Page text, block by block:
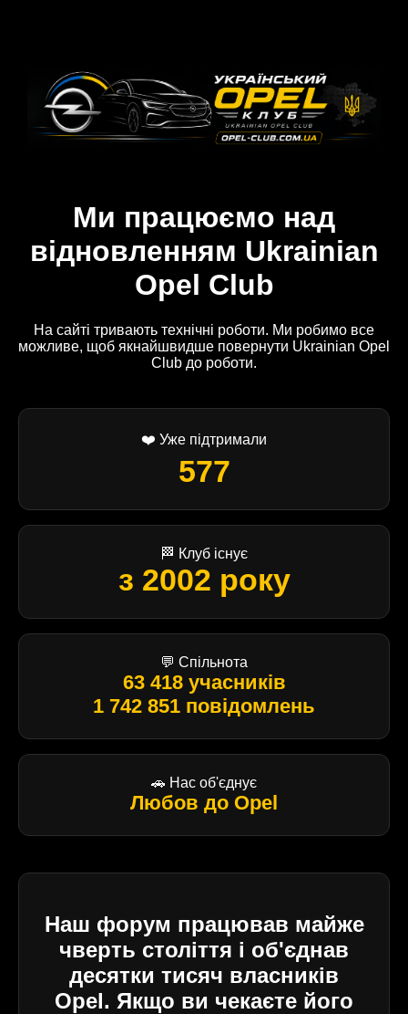
Ми працюємо над
відновленням Ukrainian
Opel Club
На сайті тривають технічні роботи. Ми робимо все
можливе, щоб якнайшвидше повернути Ukrainian Opel
Club до роботи.
❤️ Уже підтримали
577
🏁 Клуб існує
з 2002 року
💬 Спільнота
63 418 учасників
1 742 851 повідомлень
🚗 Нас об'єднує
Любов до Opel
Наш форум працював майже
чверть століття і об'єднав
десятки тисяч власників
Opel. Якщо ви чекаєте його